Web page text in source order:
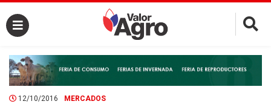
×
12/10/2016 MERCADOS